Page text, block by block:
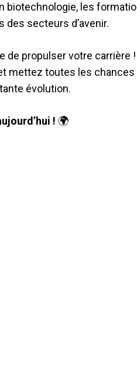
biotechnologie, les
des secteurs d’avenir.
de propulser votre carrière
mettez toutes les
évolution.
! 🌍